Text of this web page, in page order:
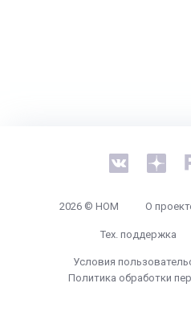
2026 © НОМ О
Тех. поддержка
Условия
Политика обработки